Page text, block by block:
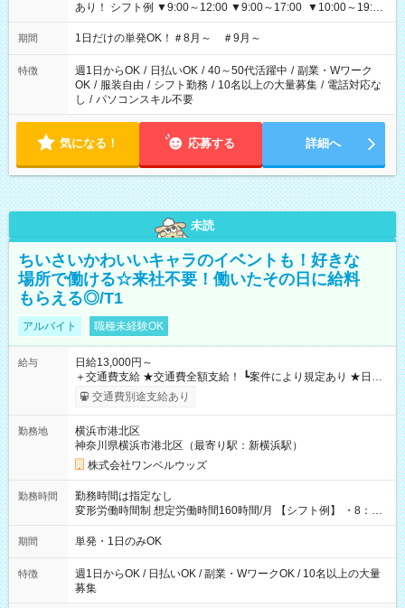
あり！ シフト例 ▼9:00～12:00 ▼9:00～17:00 ▼10:00～19:00
▼18:00～21:00
期間 1日だけの単発OK！＃8月～ ＃9月～
特徴 週1日からOK / 日払いOK / 40～50代活躍中 / 副業・Wワーク
OK / 服装自由 / シフト勤務 / 10名以上の大量募集 / 電話対応な
し / パソコンスキル不要
気になる！ 応募する 詳細へ
未読
ちいさいかわいいキャラのイベントも！好きな
場所で働ける☆来社不要！働いたその日に給料
もらえる◎/T1
アルバイト 職種未経験OK
給与
日給13,000円～
＋交通費支給 ★交通費全額支給！ ┗案件により規定あり ★日払
いOK！（規定あり） ┗働いたその日に現金GET♪ お仕事後はコ
ンビニATMから 日払い分を引き落とせます！ 【試用期間】試
交通費別途支給あり
勤務地
横浜市港北区
神奈川県横浜市港北区（最寄り駅：新横浜駅）
株式会社ワンベルウッズ
勤務時間
勤務時間は指定なし
変形労働時間制 想定労働時間160時間/月 【シフト例】 ・8：00
～21：00
期間 単発・1日のみOK
特徴
週1日からOK / 日払いOK / 副業・WワークOK / 10名以上の大量
募集